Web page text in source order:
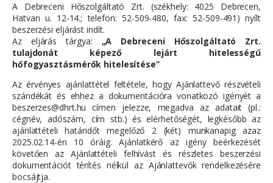
A Debreceni Hőszolgáltató Zrt. (székhely: 4025 Debrecen,
Hatvan u. 12-14.; telefon: 52-509-480, fax: 52-509-491) nyílt
beszerzési eljárást indít.
Az eljárás tárgya: „A Debreceni Hőszolgáltató Zrt.
tulajdonát képező lejárt hitelességű
hőfogyasztásmérők hitelesítése”
Az érvényes ajánlattétel feltétele, hogy Ajánlattevő részvételi
szándékát és ehhez a dokumentációra vonatkozó igényét a
beszerzes@dhrt.hu címen jelezze, megadva az adatait (pl.:
cégnév, adószám, cím stb.) és elérhetőségét, legkésőbb az
ajánlattételi határidőt megelőző 2 (két) munkanapig azaz
2025.02.14-én 10 óráig. Ajánlatkérő az igény beérkezését
követően az Ajánlattételi felhívást és részletes beszerzési
dokumentációt térítés nélkül az Ajánlattevők rendelkezésére
bocsájtja.